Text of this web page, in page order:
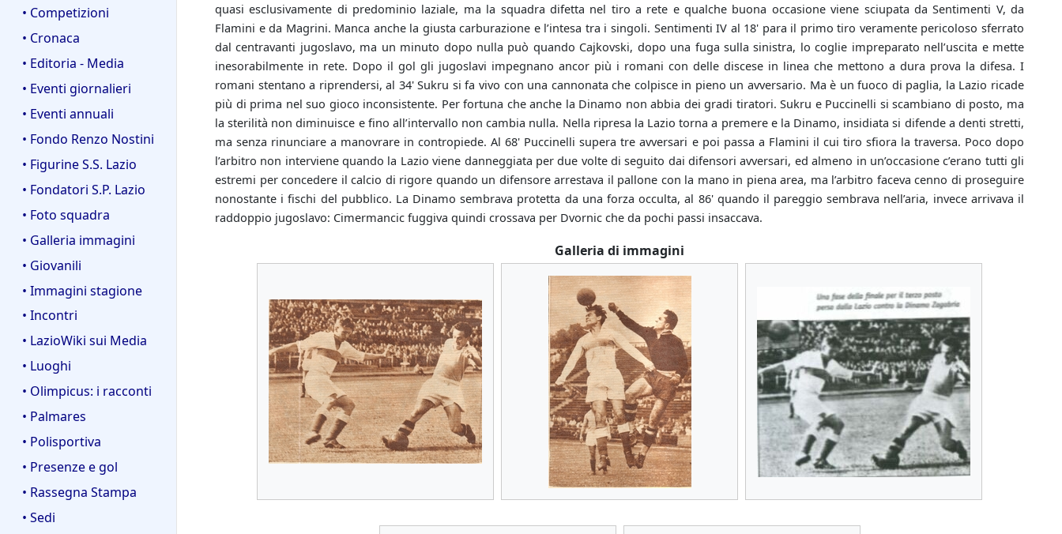
• Competizioni
• Cronaca
• Editoria - Media
• Eventi giornalieri
• Eventi annuali
• Fondo Renzo Nostini
• Figurine S.S. Lazio
• Fondatori S.P. Lazio
• Foto squadra
• Galleria immagini
• Giovanili
• Immagini stagione
• Incontri
• LazioWiki sui Media
• Luoghi
• Olimpicus: i racconti
• Palmares
• Polisportiva
• Presenze e gol
• Rassegna Stampa
• Sedi
quasi esclusivamente di predominio laziale, ma la squadra difetta nel tiro a rete e qualche buona occasione viene sciupata da Sentimenti V, da
Flamini e da Magrini. Manca anche la giusta carburazione e l’intesa tra i singoli. Sentimenti IV al 18' para il primo tiro veramente pericoloso sferrato
dal centravanti jugoslavo, ma un minuto dopo nulla può quando Cajkovski, dopo una fuga sulla sinistra, lo coglie impreparato nell’uscita e mette
inesorabilmente in rete. Dopo il gol gli jugoslavi impegnano ancor più i romani con delle discese in linea che mettono a dura prova la difesa. I
romani stentano a riprendersi, al 34' Sukru si fa vivo con una cannonata che colpisce in pieno un avversario. Ma è un fuoco di paglia, la Lazio ricade
più di prima nel suo gioco inconsistente. Per fortuna che anche la Dinamo non abbia dei gradi tiratori. Sukru e Puccinelli si scambiano di posto, ma
la sterilità non diminuisce e fino all’intervallo non cambia nulla. Nella ripresa la Lazio torna a premere e la Dinamo, insidiata si difende a denti stretti,
ma senza rinunciare a manovrare in contropiede. Al 68' Puccinelli supera tre avversari e poi passa a Flamini il cui tiro sfiora la traversa. Poco dopo
l’arbitro non interviene quando la Lazio viene danneggiata per due volte di seguito dai difensori avversari, ed almeno in un’occasione c’erano tutti gli
estremi per concedere il calcio di rigore quando un difensore arrestava il pallone con la mano in piena area, ma l’arbitro faceva cenno di proseguire
nonostante i fischi del pubblico. La Dinamo sembrava protetta da una forza occulta, al 86' quando il pareggio sembrava nell’aria, invece arrivava il
raddoppio jugoslavo: Cimermancic fuggiva quindi crossava per Dvornic che da pochi passi insaccava.
Galleria di immagini